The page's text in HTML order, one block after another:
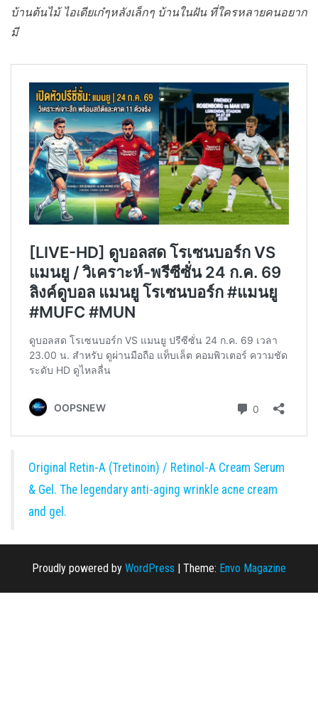
บ้านต้นไม้ ไอเดียเก๋ๆหลังเล็กๆ บ้านในฝัน ที่ใครหลายคนอยาก
มี
Original Retin-A (Tretinoin) / Retinol-A Cream Serum
& Gel. The legendary anti-aging wrinkle acne cream
and gel.
Proudly powered by WordPress Theme: Envo Magazine